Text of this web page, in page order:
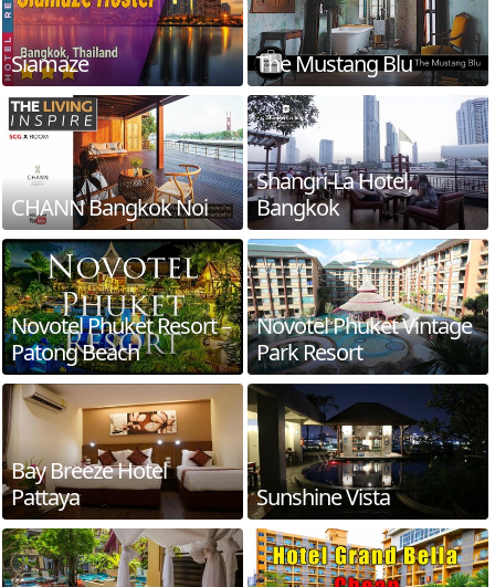
Siamaze The Mustang Blu
CHANN Bangkok Noi
Shangri-La Hotel,
Bangkok
Novotel Phuket Resort –
Patong Beach
Novotel Phuket Vintage
Park Resort
Bay Breeze Hotel
Pattaya
Sunshine Vista